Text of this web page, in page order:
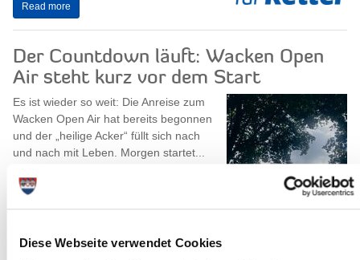
Diese Webseite verwendet Cookies
Read more
Der Countdown läuft: Wacken Open
Air steht kurz vor dem Start
Es ist wieder so weit: Die Anreise zum
Wacken Open Air hat bereits begonnen
und der „heilige Acker“ füllt sich nach
und nach mit Leben. Morgen startet...
Read more